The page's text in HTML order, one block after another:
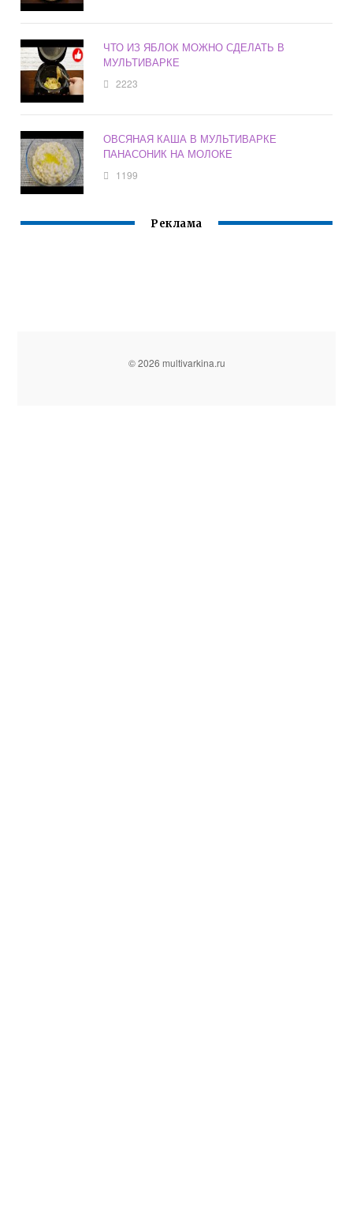
ЧТО ИЗ ЯБЛОК МОЖНО СДЕЛАТЬ В
МУЛЬТИВАРКЕ
2223
ОВСЯНАЯ КАША В МУЛЬТИВАРКЕ
ПАНАСОНИК НА МОЛОКЕ
1199
Реклама
© 2026 multivarkina.ru